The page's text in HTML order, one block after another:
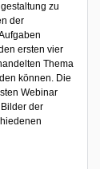
zu
der
ersten vier
Thema
können. Die
Webinar
der